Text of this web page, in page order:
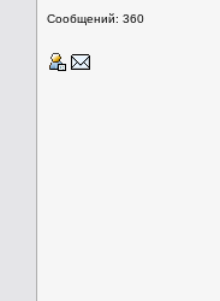
Сообщений: 360